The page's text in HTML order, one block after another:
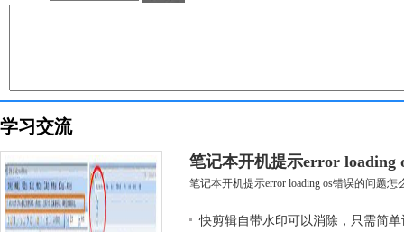
学习交流
笔记本开机提示error loading
笔记本开机提示error loading os错误的问题怎
快剪辑自带水印可以消除，只需简单